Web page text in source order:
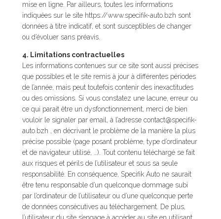
mise en ligne. Par ailleurs, toutes les informations
indiquées sur le site https://www.specifik-auto.bzh sont
données à titre indicatif, et sont susceptibles de changer
ou d’évoluer sans préavis.
4. Limitations contractuelles
Les informations contenues sur ce site sont aussi précises
que possibles et le site remis à jour à différentes périodes
de l’année, mais peut toutefois contenir des inexactitudes
ou des omissions. Si vous constatez une lacune, erreur ou
ce qui parait être un dysfonctionnement, merci de bien
vouloir le signaler par email, à l’adresse contact@specifik-
auto.bzh , en décrivant le problème de la manière la plus
précise possible (page posant problème, type d’ordinateur
et de navigateur utilisé, …). Tout contenu téléchargé se fait
aux risques et périls de l’utilisateur et sous sa seule
responsabilité. En conséquence, Specifik Auto ne saurait
être tenu responsable d’un quelconque dommage subi
par l’ordinateur de l’utilisateur ou d’une quelconque perte
de données consécutives au téléchargement. De plus,